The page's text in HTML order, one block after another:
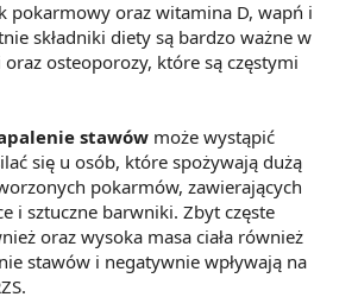
pokarmowy oraz witamina D, wapń i
składniki diety są bardzo ważne w
osteoporozy, które są częstymi
stawów może wystąpić
się u osób, które spożywają dużą
pokarmów, zawierających
i sztuczne barwniki. Zbyt częste
oraz wysoka masa ciała również
stawów i negatywnie wpływają na